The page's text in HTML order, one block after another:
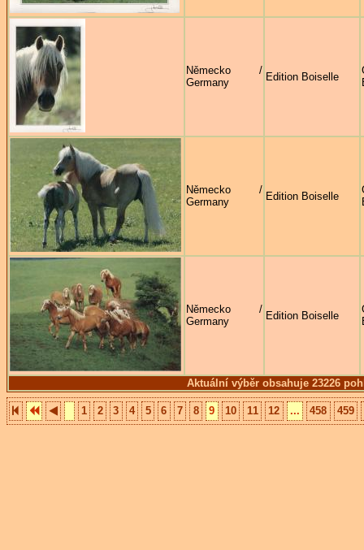
Aktuální výběr obsahuje 23226
Německo /
Germany
Edition Boiselle
Německo /
Germany
Edition Boiselle
Německo /
Germany
Edition Boiselle
1 2 3 4 5 6 7 8 9 10 11 12 ... 458 459